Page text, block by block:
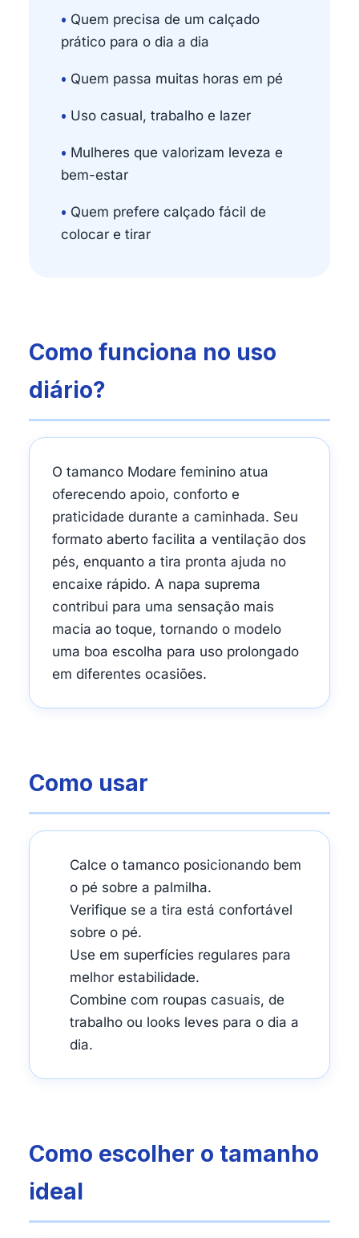
• Quem precisa de um calçado
prático para o dia a dia
• Quem passa muitas horas em pé
• Uso casual, trabalho e lazer
• Mulheres que valorizam leveza e
bem-estar
• Quem prefere calçado fácil de
colocar e tirar
Como funciona no uso
diário?
O tamanco Modare feminino atua
oferecendo apoio, conforto e
praticidade durante a caminhada. Seu
formato aberto facilita a ventilação dos
pés, enquanto a tira pronta ajuda no
encaixe rápido. A napa suprema
contribui para uma sensação mais
macia ao toque, tornando o modelo
uma boa escolha para uso prolongado
em diferentes ocasiões.
Como usar
Calce o tamanco posicionando bem
o pé sobre a palmilha.
Verifique se a tira está confortável
sobre o pé.
Use em superfícies regulares para
melhor estabilidade.
Combine com roupas casuais, de
trabalho ou looks leves para o dia a
dia.
Como escolher o tamanho
ideal